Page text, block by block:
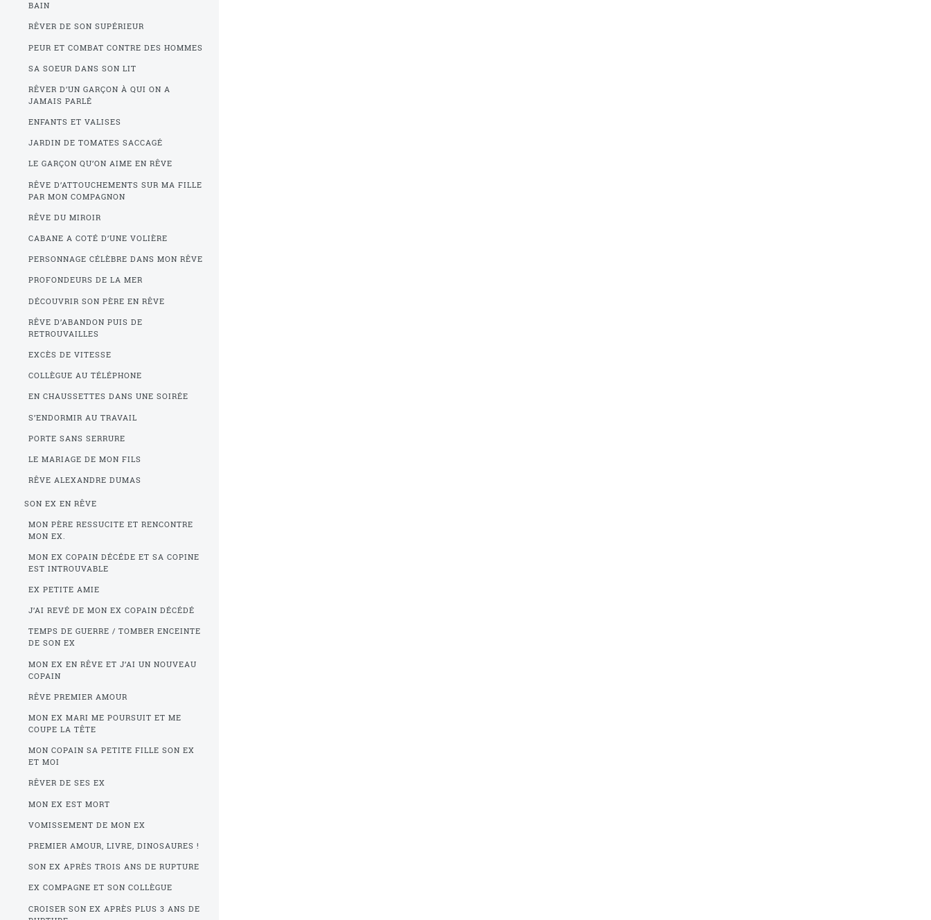
BAIN
RÊVER DE SON SUPÉRIEUR
PEUR ET COMBAT CONTRE DES HOMMES
SA SOEUR DANS SON LIT
RÊVER D’UN GARÇON À QUI ON A
JAMAIS PARLÉ
ENFANTS ET VALISES
JARDIN DE TOMATES SACCAGÉ
LE GARÇON QU’ON AIME EN RÊVE
RÊVE D’ATTOUCHEMENTS SUR MA FILLE
PAR MON COMPAGNON
RÊVE DU MIROIR
CABANE A COTÉ D’UNE VOLIÈRE
PERSONNAGE CÉLÈBRE DANS MON RÊVE
PROFONDEURS DE LA MER
DÉCOUVRIR SON PÈRE EN RÊVE
RÊVE D’ABANDON PUIS DE
RETROUVAILLES
EXCÈS DE VITESSE
COLLÈGUE AU TÉLÉPHONE
EN CHAUSSETTES DANS UNE SOIRÉE
S’ENDORMIR AU TRAVAIL
PORTE SANS SERRURE
LE MARIAGE DE MON FILS
RÊVE ALEXANDRE DUMAS
SON EX EN RÊVE
MON PÈRE RESSUCITE ET RENCONTRE
MON EX.
MON EX COPAIN DÉCÉDE ET SA COPINE
EST INTROUVABLE
EX PETITE AMIE
J’AI REVÉ DE MON EX COPAIN DÉCÉDÉ
TEMPS DE GUERRE / TOMBER ENCEINTE
DE SON EX
MON EX EN RÊVE ET J’AI UN NOUVEAU
COPAIN
RÊVE PREMIER AMOUR
MON EX MARI ME POURSUIT ET ME
COUPE LA TÊTE
MON COPAIN SA PETITE FILLE SON EX
ET MOI
RÊVER DE SES EX
MON EX EST MORT
VOMISSEMENT DE MON EX
PREMIER AMOUR, LIVRE, DINOSAURES !
SON EX APRÈS TROIS ANS DE RUPTURE
EX COMPAGNE ET SON COLLÈGUE
CROISER SON EX APRÈS PLUS 3 ANS DE